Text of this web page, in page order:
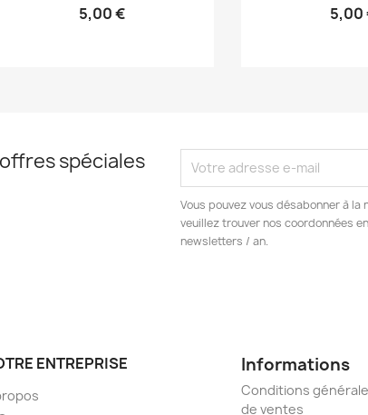
5,00 € 5,00
spéciales
Vous pouvez vous désabonner à
veuillez trouver nos coordonnées
newsletters / an.
ENTREPRISE Informations
Conditions
de ventes